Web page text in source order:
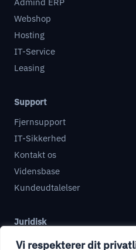
Vi respekterer dit
Webshop
Hosting
IT-Service
Leasing
Support
Fjernsupport
IT-Sikkerhed
Kontakt os
Vidensbase
Kundeudtalelser
Juridisk
Databehandleraftale